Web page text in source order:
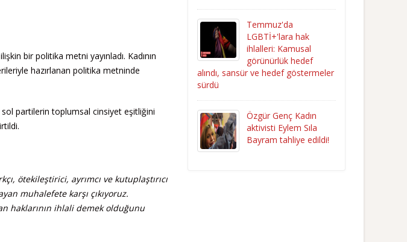
bir politika metni yayınladı. Kadının
hazırlanan politika metninde
sol partilerin toplumsal cinsiyet eşitliğini
ötekileştirici, ayrımcı ve kutuplaştırıcı
muhalefete karşı çıkıyoruz.
haklarının ihlali demek olduğunu
Temmuz'da
LGBTİ+'lara hak
ihlalleri: Kamusal
görünürlük hedef
alındı, sansür ve hedef göstermeler
sürdü
Özgür Genç Kadın
aktivisti Eylem Sıla
Bayram tahliye edildi!